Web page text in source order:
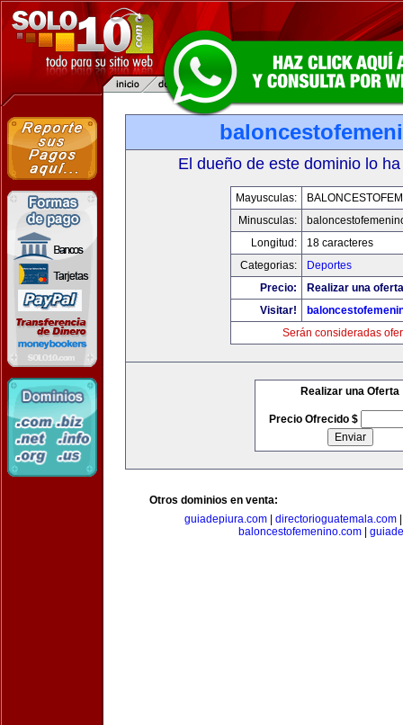
El dueño de este dominio lo
Mayusculas:
Minusculas:
Longitud:
18 caracteres
Categorias:
Deportes
Precio:
Realizar una
Visitar!
Serán consideradas
Realizar una Oferta
Precio Ofrecido $
Otros dominios en venta:
guiadepiura.com
directorioguatemala.com
baloncestofemenino.com